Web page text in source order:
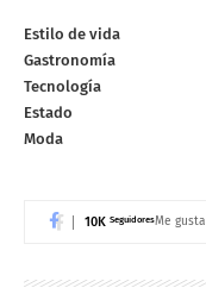
Estilo de vida
Gastronomía
Tecnología
Estado
Moda
10K SeguidoresMe gusta